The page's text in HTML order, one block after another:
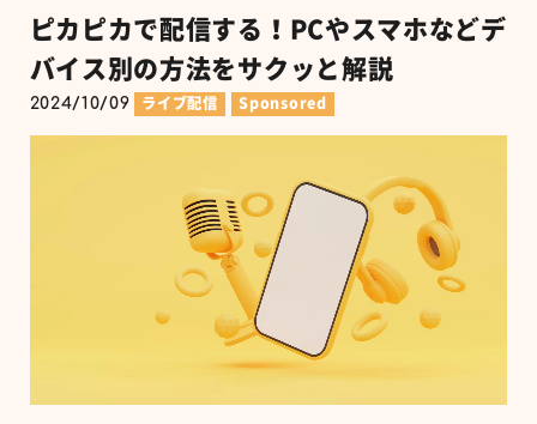
ピカピカで配信する！PCやスマホなどデ
バイス別の方法をサクッと解説
2024/10/09 ライブ配信 Sponsored